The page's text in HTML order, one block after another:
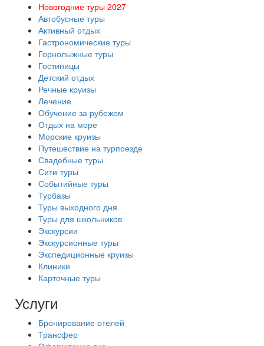
Новогодние туры 2027
Автобусные туры
Активный отдых
Гастрономические туры
Горнолыжные туры
Гостиницы
Детский отдых
Речные круизы
Лечение
Обучение за рубежом
Отдых на море
Морские круизы
Путешествие на турпоезде
Свадебные туры
Сити-туры
Событийные туры
Турбазы
Туры выходного дня
Туры для школьников
Экскурсии
Экскурсионные туры
Экспедиционные круизы
Клиники
Карточные туры
Услуги
Бронирование отелей
Трансфер